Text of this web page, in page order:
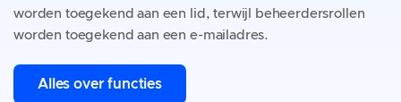
worden toegekend aan een lid, terwijl beheerdersrollen
worden toegekend aan een e-mailadres.
Alles over functies